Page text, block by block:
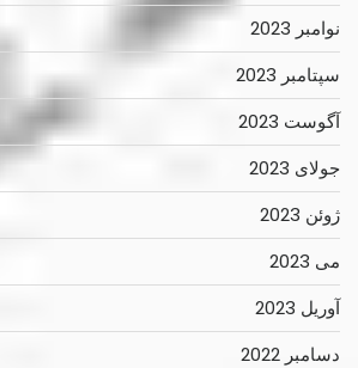
نوامبر 2023
سپتامبر 2023
آگوست 2023
جولای 2023
ژوئن 2023
می 2023
آوریل 2023
دسامبر 2022